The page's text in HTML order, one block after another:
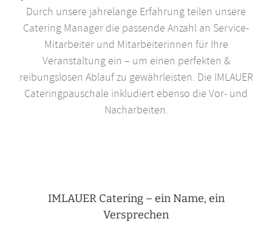
Durch unsere jahrelange Erfahrung teilen unsere
Catering Manager die passende Anzahl an Service-
Mitarbeiter und Mitarbeiterinnen für Ihre
Veranstaltung ein – um einen perfekten &
reibungslosen Ablauf zu gewährleisten. Die IMLAUER
Cateringpauschale inkludiert ebenso die Vor- und
Nacharbeiten.
IMLAUER Catering – ein Name, ein
Versprechen